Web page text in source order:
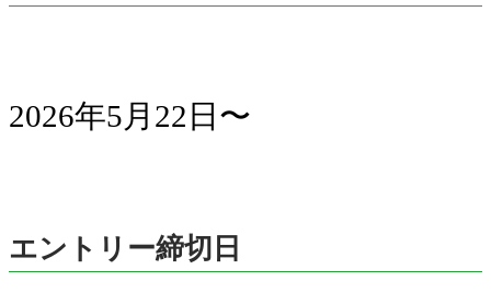
2026年5月22日〜
エントリー締切日